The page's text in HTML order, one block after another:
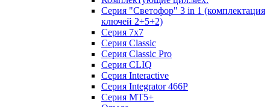
Серия "Светофор" 3 in 1 (комплектация
ключей 2+5+2)
Серия 7х7
Серия Classic
Серия Classic Pro
Серия CLIQ
Серия Interactive
Серия Integrator 466P
Серия MT5+